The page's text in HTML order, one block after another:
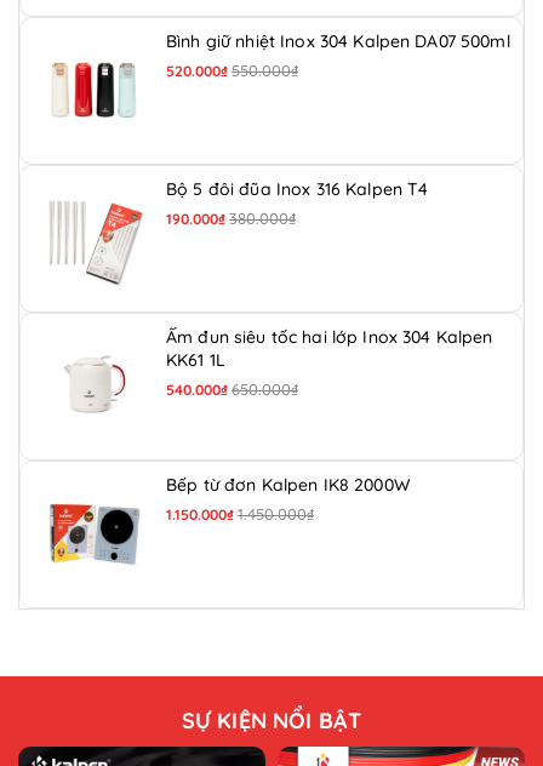
Bình giữ nhiệt Inox 304 Kalpen DA07 500ml
520.000₫ 550.000₫
Bộ 5 đôi đũa Inox 316 Kalpen T4
190.000₫ 380.000₫
Ấm đun siêu tốc hai lớp Inox 304 Kalpen
KK61 1L
540.000₫ 650.000₫
Bếp từ đơn Kalpen IK8 2000W
1.150.000₫ 1.450.000₫
SỰ KIỆN NỔI BẬT